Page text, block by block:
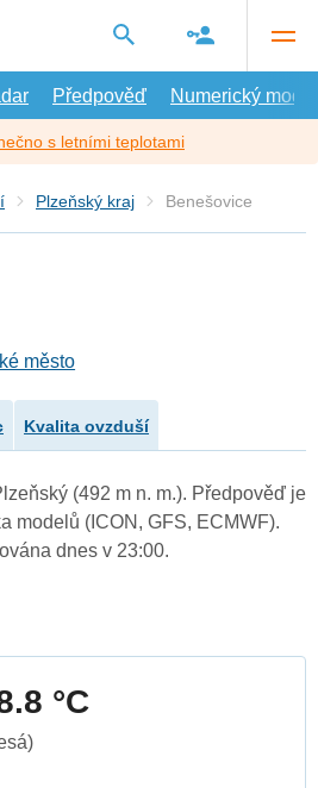
Předpověď Numerický model
s letními teplotami
Plzeňský kraj Benešovice
město
Kvalita ovzduší
(492 m n. m.). Předpověď je
modelů (ICON, GFS, ECMWF).
dnes v 23:00.
°C